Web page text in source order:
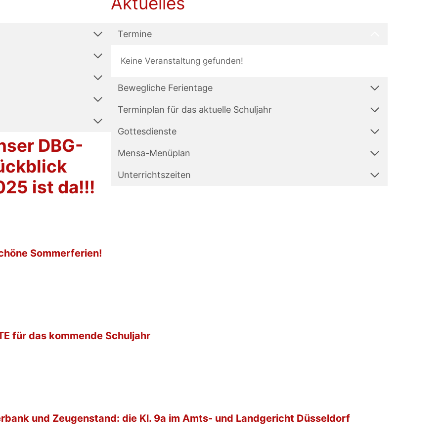
DBG-
ist da!!!
Termine
Keine Veranstaltung gefunden!
Bewegliche Ferientage
Terminplan für das aktuelle Schuljahr
Gottesdienste
Mensa-Menüplan
Unterrichtszeiten
Sommerferien!
für das kommende Schuljahr
und Zeugenstand: die Kl. 9a im Amts- und Landgericht Düsseldorf